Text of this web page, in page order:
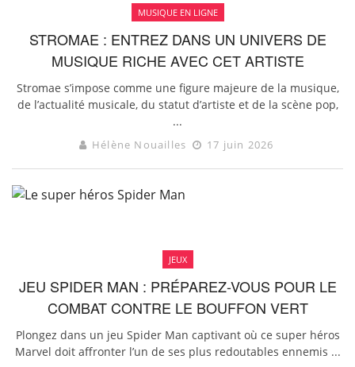
MUSIQUE EN LIGNE
STROMAE : ENTREZ DANS UN UNIVERS DE
MUSIQUE RICHE AVEC CET ARTISTE
Stromae s’impose comme une figure majeure de la musique,
de l’actualité musicale, du statut d’artiste et de la scène pop,
...
Hélène Nouailles 17 juin 2026
JEUX
JEU SPIDER MAN : PRÉPAREZ-VOUS POUR LE
COMBAT CONTRE LE BOUFFON VERT
Plongez dans un jeu Spider Man captivant où ce super héros
Marvel doit affronter l’un de ses plus redoutables ennemis ...